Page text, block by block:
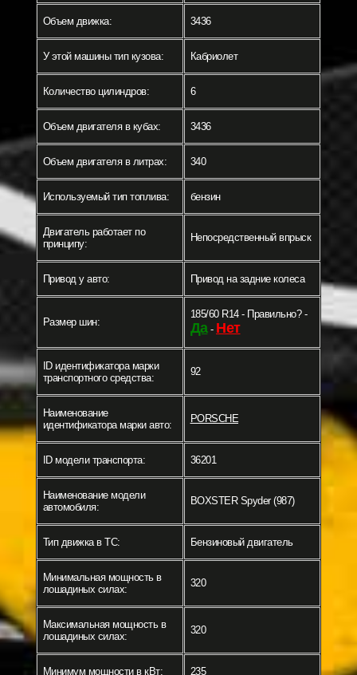
Объем движка: 3436
У этой машины тип кузова: Кабриолет
Количество цилиндров: 6
Объем двигателя в кубах: 3436
Объем двигателя в литрах: 340
Используемый тип топлива: бензин
Двигатель работает по
принципу:
Непосредственный впрыск
Привод у авто: Привод на задние колеса
Размер шин:
185/60 R14 - Правильно? -
Да- Нет
ID идентификатора марки
транспортного средства:
92
Наименование
идентификатора марки авто:
PORSCHE
ID модели транспорта: 36201
Наименование модели
автомобиля:
BOXSTER Spyder (987)
Тип движка в ТС: Бензиновый двигатель
Минимальная мощность в
лошадиных силах:
320
Максимальная мощность в
лошадиных силах:
320
Минимум мощности в кВт: 235